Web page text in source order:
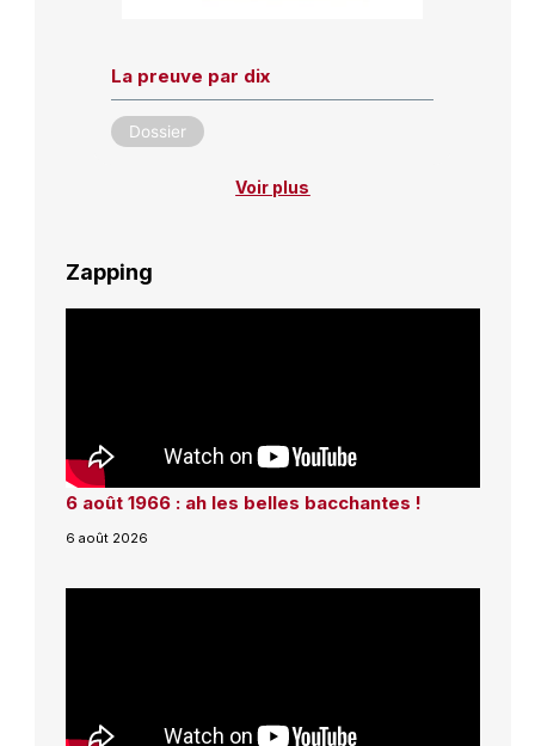
La preuve par dix
Dossier
Voir plus
Zapping
6 août 1966 : ah les belles bacchantes !
6 août 2026